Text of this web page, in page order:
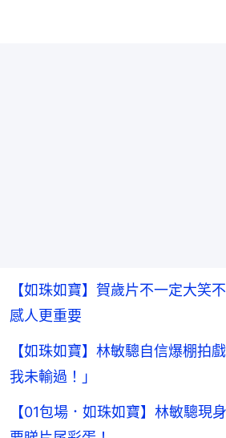
【如珠如寶】賀歲片不一定大
感人更重要
【如珠如寶】林敏驄自信爆棚拍
我未輸過！」
【01包場．如珠如寶】林敏驄